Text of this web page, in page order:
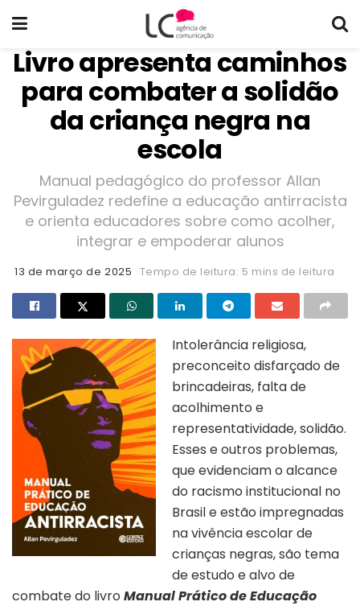
Livro apresenta caminhos
para combater a solidão
da criança negra na
escola
Manual pedagógico do professor Allan
Pevirguladez redefine a educação antirracista
e orienta educadores sobre como acolher,
integrar e empoderar alunos
13 de março de 2025 Tempo de leitura: 5 mins de leitura
Intolerância religiosa,
preconceito disfarçado de
brincadeiras, falta de
acolhimento e
representatividade, solidão.
Esses e outros problemas,
que evidenciam o alcance
do racismo institucional no
Brasil e estão impregnadas
na vivência escolar de
crianças negras, são tema
de estudo e alvo de
combate do livro Manual Prático de Educação